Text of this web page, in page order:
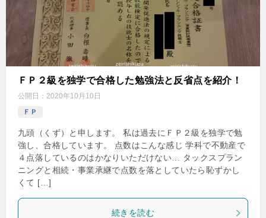
ＦＰ２級を独学で合格した勉強法と反省点を紹介！
公開日： 2020年10月10日
ＦＰ
九頭（くず）と申します。 私は過去にＦＰ２級を独学で勉
強し、合格しています。 点数はこんな感じ 学科で不動産で
４点落しているのはかなりいただけない… タックスプラン
ニングと相続・事業承継で点数を落としていたら恥ずかし
くて […]
続きを読む